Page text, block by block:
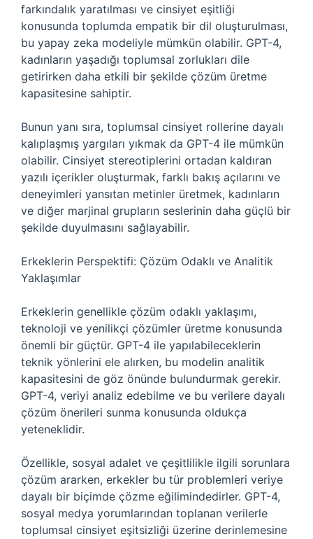
farkındalık yaratılması ve cinsiyet eşitliği
konusunda toplumda empatik bir dil oluşturulması,
bu yapay zeka modeliyle mümkün olabilir. GPT-4,
kadınların yaşadığı toplumsal zorlukları dile
getirirken daha etkili bir şekilde çözüm üretme
kapasitesine sahiptir.
Bunun yanı sıra, toplumsal cinsiyet rollerine dayalı
kalıplaşmış yargıları yıkmak da GPT-4 ile mümkün
olabilir. Cinsiyet stereotiplerini ortadan kaldıran
yazılı içerikler oluşturmak, farklı bakış açılarını ve
deneyimleri yansıtan metinler üretmek, kadınların
ve diğer marjinal grupların seslerinin daha güçlü bir
şekilde duyulmasını sağlayabilir.
Erkeklerin Perspektifi: Çözüm Odaklı ve Analitik
Yaklaşımlar
Erkeklerin genellikle çözüm odaklı yaklaşımı,
teknoloji ve yenilikçi çözümler üretme konusunda
önemli bir güçtür. GPT-4 ile yapılabileceklerin
teknik yönlerini ele alırken, bu modelin analitik
kapasitesini de göz önünde bulundurmak gerekir.
GPT-4, veriyi analiz edebilme ve bu verilere dayalı
çözüm önerileri sunma konusunda oldukça
yeteneklidir.
Özellikle, sosyal adalet ve çeşitlilikle ilgili sorunlara
çözüm ararken, erkekler bu tür problemleri veriye
dayalı bir biçimde çözme eğilimindedirler. GPT-4,
sosyal medya yorumlarından toplanan verilerle
toplumsal cinsiyet eşitsizliği üzerine derinlemesine